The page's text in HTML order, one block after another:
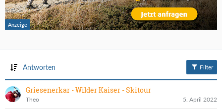
Antworten Filter
Griesenerkar - Wilder Kaiser - Skitour
Theo 5. April 2022